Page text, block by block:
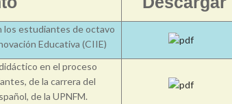
los estudiantes de octavo
Educativa (CIIE)
en el proceso
de la carrera del
de la UPNFM.